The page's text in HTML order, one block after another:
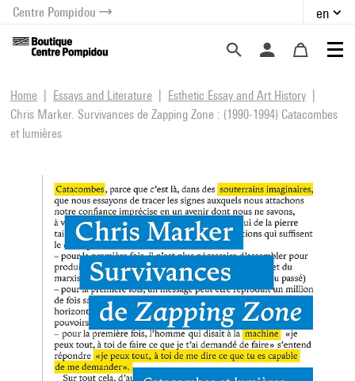
menu
content
Centre Pompidou en
Home Essays and Literature
Esthetic Essay and Art History
Chris Marker. Survivances de Zapping Zone : (1990-1994) Catacombes
et lumières